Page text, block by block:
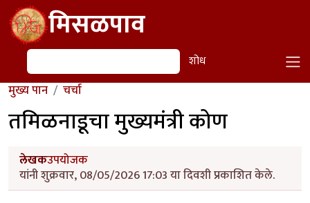
Skip to main contentमिसळपाव
शोध शोध
मुख्य पान चर्चा
तमिळनाडूचा मुख्यमंत्री कोण
लेखकउपयोजक
यांनी शुक्रवार, 08/05/2026 17:03 या दिवशी प्रकाशित केले.